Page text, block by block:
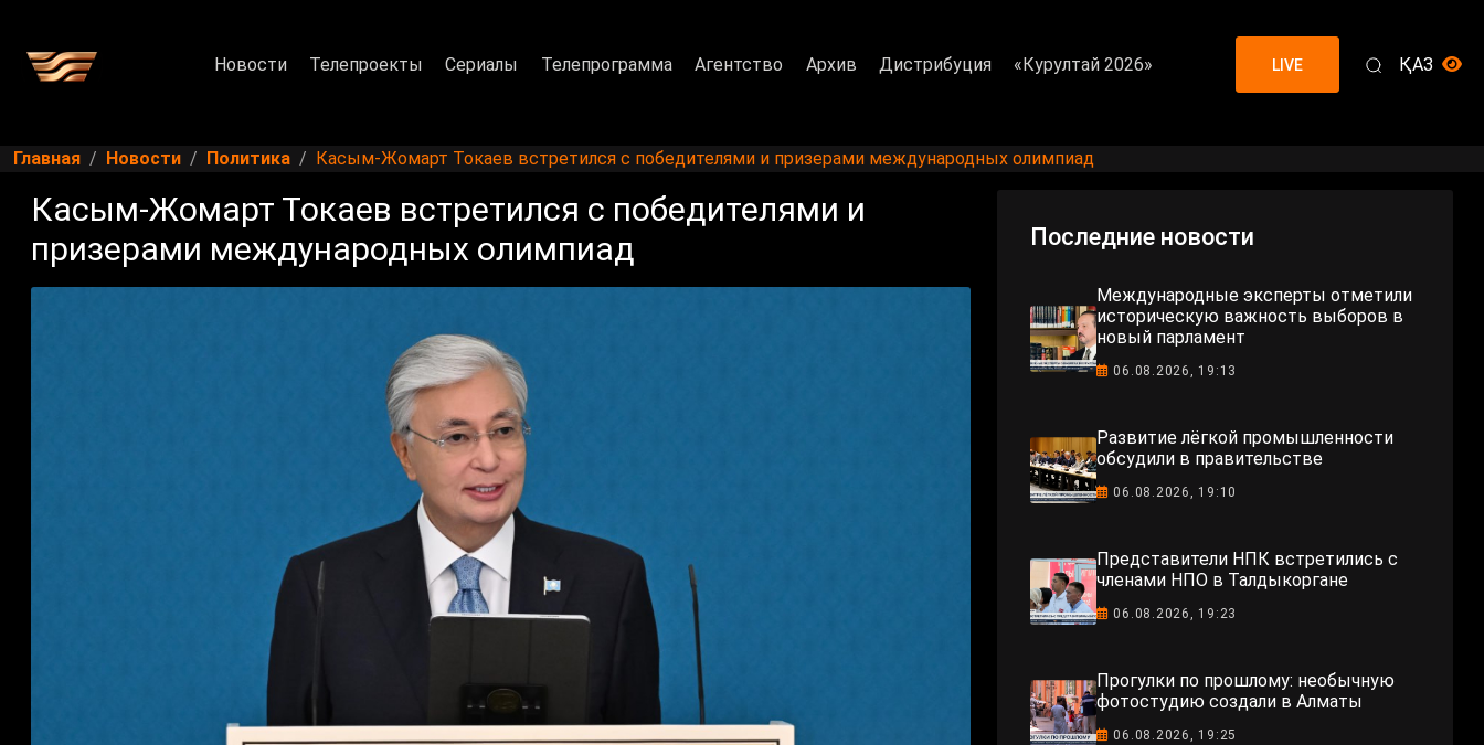
Новости Телепроекты Сериалы Телепрограмма Агентство Архив Дистрибуция «Курултай 2026» LIVE ҚАЗ
Главная Новости Политика Касым-Жомарт Токаев встретился с победителями и призерами международных олимпиад
Касым-Жомарт Токаев встретился с победителями и
призерами международных олимпиад
Последние новости
Международные эксперты отметили
историческую важность выборов в
новый парламент
06.08.2026, 19:13
Развитие лёгкой промышленности
обсудили в правительстве
06.08.2026, 19:10
Представители НПК встретились с
членами НПО в Талдыкоргане
06.08.2026, 19:23
Прогулки по прошлому: необычную
фотостудию создали в Алматы
06.08.2026, 19:25